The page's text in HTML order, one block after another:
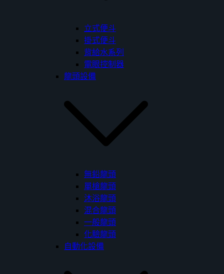
立式便斗
掛式便斗
背給水系列
電眼控制器
龍頭設備
無鉛龍頭
單槍龍頭
沐浴龍頭
混合龍頭
一般龍頭
化驗龍頭
自動化設備